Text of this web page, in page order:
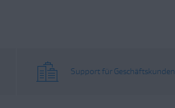
Support für Geschäftskunden